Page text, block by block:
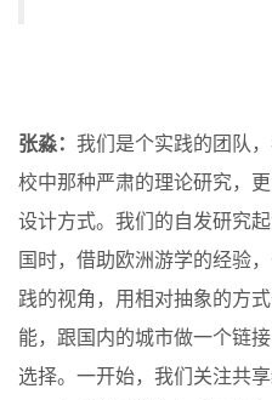
张淼： 我们是个实践的团队
校中那种严肃的理论研究，
设计方式。我们的自发研究
国时，借助欧洲游学的经验
践的视角，用相对抽象的方
能，跟国内的城市做一个链
选择。一开始，我们关注共享